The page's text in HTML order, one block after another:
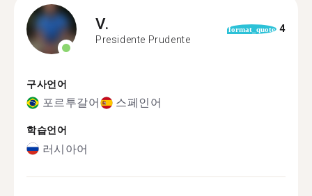
V.
Presidente Prudente
format_quote 4
구사언어
포르투갈어 스페인어
학습언어
러시아어